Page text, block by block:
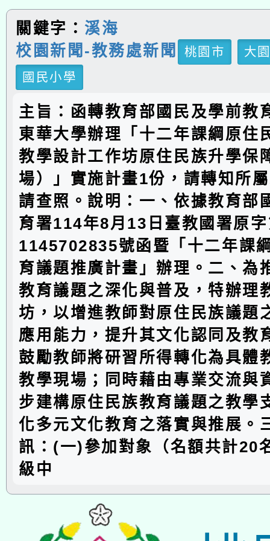
關鍵字： 溪海
校園新聞-教務處新聞
桃園市
大
國民小學
主旨：函轉教育部國民及學前教
東華大學辦理「十二年課綱原住
教學設計工作坊原住民族升學保
場）」實施計畫1份，請轉知所
請查照。說明：一、依據教育部
育署114年8月13日臺教國署原
1145702835號函暨「十二年課
育議題推廣計畫」辦理。二、為
教育議題之深化與普及，特辦理
坊，以增進教師對原住民族議題
應用能力，提升其文化認同及教
鼓勵教師將研習所得轉化為具體
教學現場；同時藉由專業交流與
步建構原住民族教育議題之教學
化多元文化教育之落實與推展。
訊：(一)參加對象（名額共計20
級中